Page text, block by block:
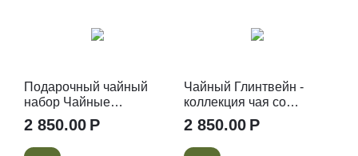
Подарочный чайный
набор Чайные
жемчужины
2 850.00 Р
Чайный Глинтвейн -
коллекция чая со
специями и бокалом
2 850.00 Р